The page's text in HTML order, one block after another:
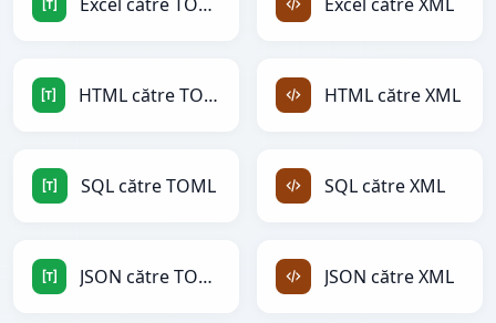
HTML către TOML HTML către XML
SQL către TOML SQL către XML
JSON către TOML JSON către XML